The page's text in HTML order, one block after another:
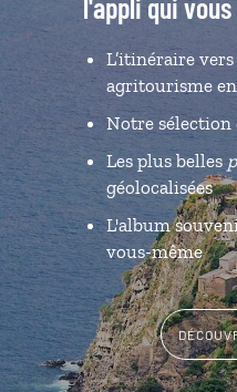
l'appli qui
L’itinéraire
agritourisme
Notre sélection
Les plus belles
géolocalisées
L'album
vous-même